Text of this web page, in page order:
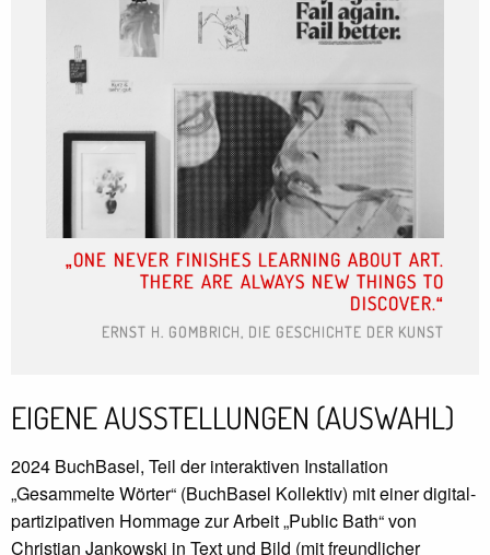
ONE NEVER FINISHES LEARNING ABOUT ART.
THERE ARE ALWAYS NEW THINGS TO
DISCOVER.
ERNST H. GOMBRICH, DIE GESCHICHTE DER KUNST
EIGENE AUSSTELLUNGEN (AUSWAHL)
2024 BuchBasel, Teil der interaktiven Installation
„Gesammelte Wörter“ (BuchBasel Kollektiv) mit einer digital-
partizipativen Hommage zur Arbeit „Public Bath“ von
Christian Jankowski in Text und Bild (mit freundlicher